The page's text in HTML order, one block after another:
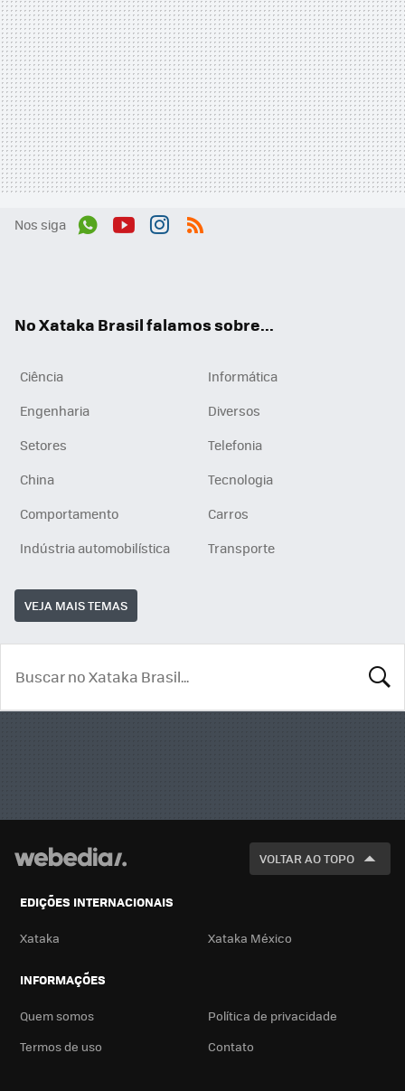
Nos siga
No Xataka Brasil falamos sobre...
Ciência
Informática
Engenharia
Diversos
Setores
Telefonia
China
Tecnologia
Comportamento
Carros
Indústria automobilística
Transporte
VEJA MAIS TEMAS
VOLTAR AO TOPO
EDIÇÕES INTERNACIONAIS
Xataka Xataka México
INFORMAÇÕES
Quem somos
Política de privacidade
Termos de uso
Contato